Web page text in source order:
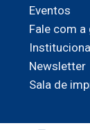
Eventos
Fale com a
Newsletter
Sala de